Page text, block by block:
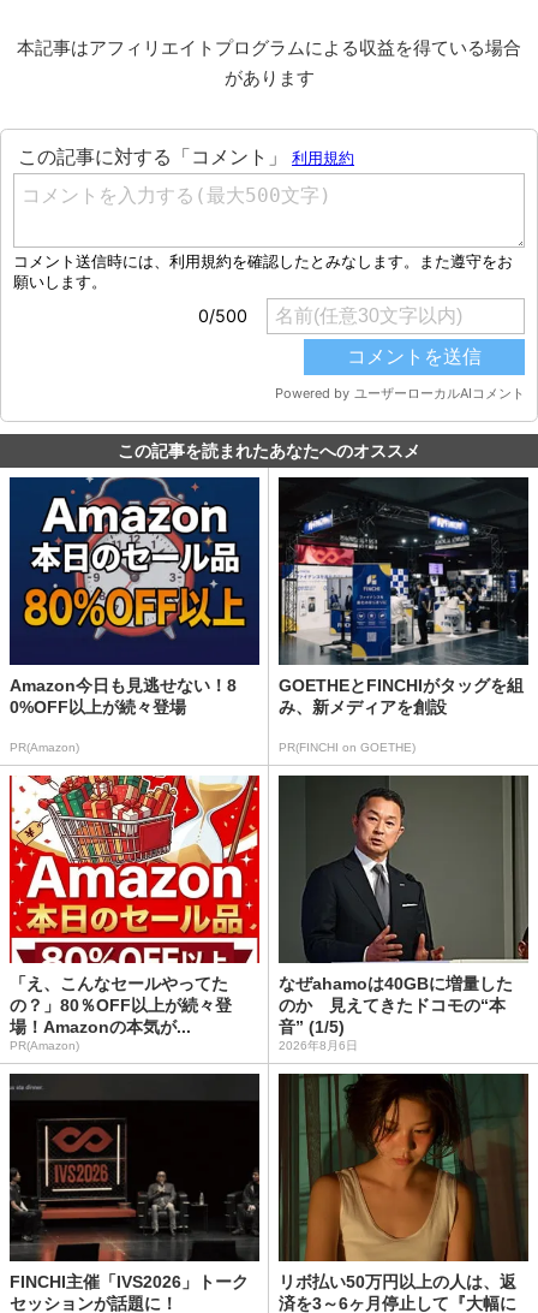
本記事はアフィリエイトプログラムによる収益を得ている場合
があります
この記事を読まれたあなたへのオススメ
Amazon今日も見逃せない！8
0%OFF以上が続々登場
PR(Amazon)
GOETHEとFINCHIがタッグを組
み、新メディアを創設
PR(FINCHI on GOETHE)
「え、こんなセールやってた
の？」80％OFF以上が続々登
場！Amazonの本気が...
PR(Amazon)
なぜahamoは40GBに増量した
のか 見えてきたドコモの“本
音” (1/5)
2026年8月6日
FINCHI主催「IVS2026」トーク
セッションが話題に！
リボ払い50万円以上の人は、返
済を3～6ヶ月停止して『大幅に